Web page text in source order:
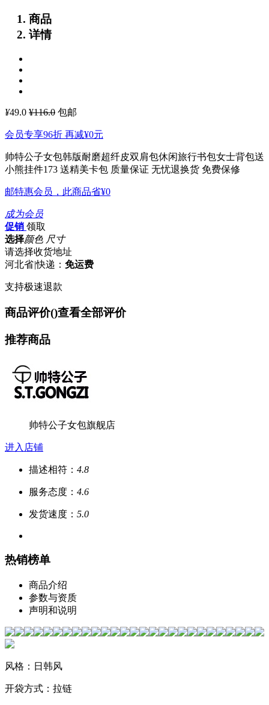
商品
详情
¥49.0 ¥116.0 包邮
会员专享96折 再减¥0元
帅特公子女包韩版耐磨超纤皮双肩包休闲旅行书包女士背包送
小熊挂件173 送精美卡包 质量保证 无忧退换货 免费保修
邮特惠会员，此商品省¥0
成为会员
促销 领取
选择颜色 尺寸
请选择收货地址
河北省|快递： 免运费
支持极速退款
商品评价()查看全部评价
推荐商品
帅特公子女包旗舰店
进入店铺
描述相符： 4.8
服务态度： 4.6
发货速度： 5.0
热销榜单
商品介绍
参数与资质
声明和说明
风格：日韩风
开袋方式：拉链